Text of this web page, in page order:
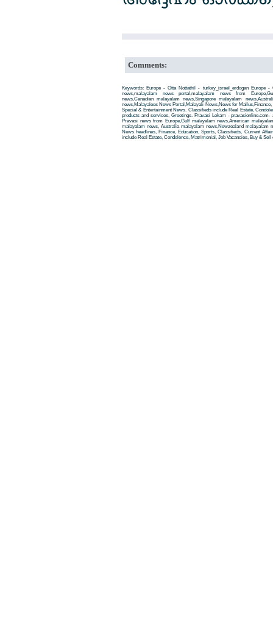
Comments:
Keywords: Europe - Otta Nottathil - turkey_israel_erdogan Europe -
news,malayalam news portal,malayalam news from
news,Canadian malayalam news,Singapore malayalam
news,Malayalees News Portal,Malayali News,News for
Special & Entertainment News. Classifieds include Real Estate,
products and services, Greetings. Pravasi Lokam -
Pravasi news from Europe,Gulf malayalam news,American
malayalam news, Australia malayalam news,Newzealand malayalam
News headlines, Finance, Education, Sports, Classifieds, Current
include Real Estate, Condolence, Matrimonial, Job Vacancies, Buy &